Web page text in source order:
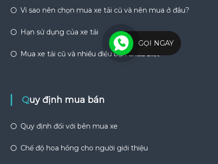
Vì sao nên chọn mua xe tải cũ và nên mua ở đâu?
Hạn sử dụng của xe tải
Mua xe tải cũ và nhiều điều bạn chưa biết
Quy định mua bán
Quy định đối với bên mua xe
Chế độ hoa hồng cho người giới thiệu
GỌI NGAY